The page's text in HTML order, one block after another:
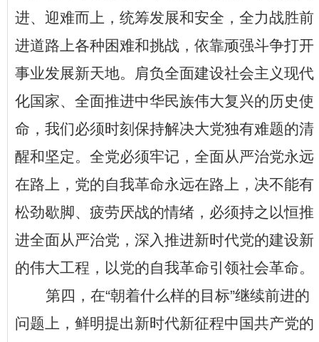
进、迎难而上，统筹发展和安全，全力战胜前
进道路上各种困难和挑战，依靠顽强斗争打开
事业发展新天地。肩负全面建设社会主义现代
化国家、全面推进中华民族伟大复兴的历史使
命，我们必须时刻保持解决大党独有难题的清
醒和坚定。全党必须牢记，全面从严治党永远
在路上，党的自我革命永远在路上，决不能有
松劲歇脚、疲劳厌战的情绪，必须持之以恒推
进全面从严治党，深入推进新时代党的建设新
的伟大工程，以党的自我革命引领社会革命。
第四，在“朝着什么样的目标”继续前进的
问题上，鲜明提出新时代新征程中国共产党的